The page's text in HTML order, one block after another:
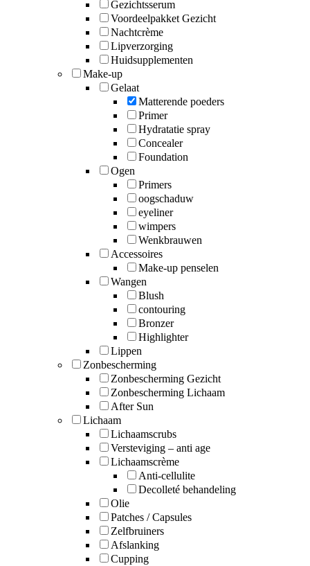
Gezichtsserum
Voordeelpakket Gezicht
Nachtcrème
Lipverzorging
Huidsupplementen
Make-up
Gelaat
Matterende poeders
Primer
Hydratatie spray
Concealer
Foundation
Ogen
Primers
oogschaduw
eyeliner
wimpers
Wenkbrauwen
Accessoires
Make-up penselen
Wangen
Blush
contouring
Bronzer
Highlighter
Lippen
Zonbescherming
Zonbescherming Gezicht
Zonbescherming Lichaam
After Sun
Lichaam
Lichaamscrubs
Versteviging – anti age
Lichaamscrème
Anti-cellulite
Decolleté behandeling
Olie
Patches / Capsules
Zelfbruiners
Afslanking
Cupping